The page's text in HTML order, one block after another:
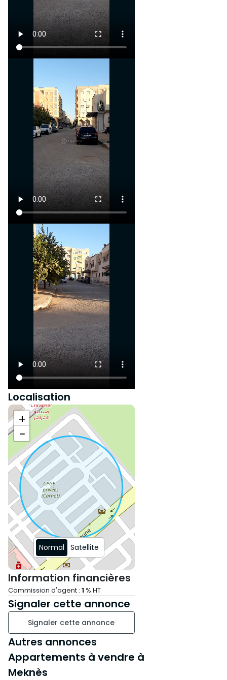
Localisation
+
−
Normal Satellite
Information financières
Commission d'agent : 1 % HT
Signaler cette annonce
Signaler cette annonce
Autres annonces
Appartements à vendre à
Meknès